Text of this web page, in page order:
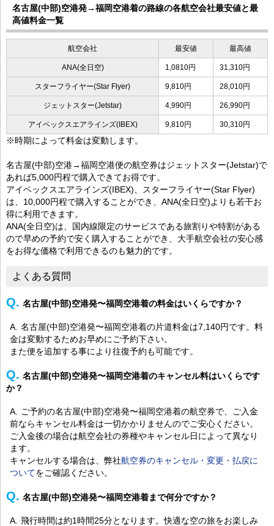
名古屋(中部)空港発→福岡空港着の路線の各航空会社最安値と最
高値料金一覧
航空会社 最安値 最高値
ANA(全日空) 1,0810円 31,310円
スターフライヤー(Star Flyer) 9,810円 28,010円
ジェットスター(Jetstar) 4,990円 26,990円
アイベックスエアラインズ(IBEX) 9,810円 30,310円
※時期によって料金は変動します。
名古屋(中部)空港→福岡空港便の航空券はジェットスター(Jetstar)で
あれば5,000円程で購入できてお得です。
アイベックスエアラインズ(IBEX)、スターフライヤー(Star Flyer)
は、10,000円程で購入することができ、ANA(全日空)よりも若干お
得に利用できます。
ANA(全日空)は、国内線限定のサービスである旅割りや特割がある
ので早めの予約で安く購入することができ、大手航空会社の安心感
をお得な価格で利用できるのも魅力的です。
よくある質問
名古屋(中部)空港発〜福岡空港着の料金はいくらですか？
名古屋(中部)空港発〜福岡空港着の片道料金は7,140円です。料
金は変動するためお早めにご予約下さい。
また便を追加する事により往復予約も可能です。
名古屋(中部)空港発〜福岡空港着のキャンセル料はいくらです
か？
ご予約の名古屋(中部)空港発〜福岡空港着の航空券で、ご入金
前ならキャンセル料金は一切かかりませんのでご安心ください。
ご入金後の場合は航空会社の券種やキャンセル日によって異なり
ます。
キャンセルする場合は、弊社航空券のキャンセル・変更・払戻に
ついてをご確認ください。
名古屋(中部)空港発〜福岡空港着まで何分ですか？
飛行時間は約1時間25分となります。快適な空の旅をお楽しみ